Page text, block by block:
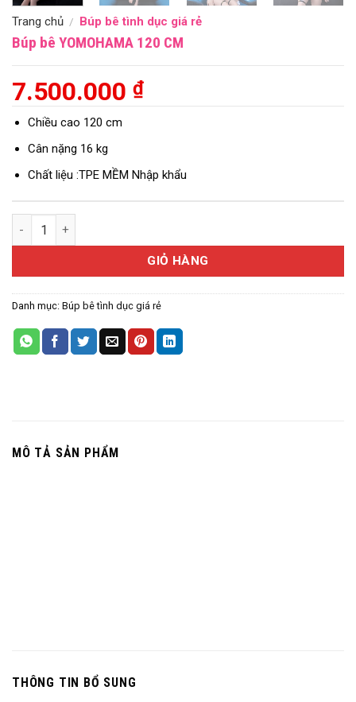
Trang chủ / Búp bê tình dục giá rẻ
Búp bê YOMOHAMA 120 CM
7.500.000 ₫
Chiều cao 120 cm
Cân nặng 16 kg
Chất liệu :TPE MỀM Nhập khẩu
Búp bê YOMOHAMA 120 CM số lượng
GIỎ HÀNG
Danh mục: Búp bê tình dục giá rẻ
MÔ TẢ SẢN PHẨM
THÔNG TIN BỔ SUNG